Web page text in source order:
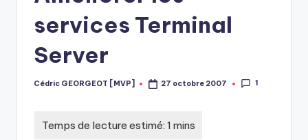
services Terminal
Server
Posted
Cédric GEORGEOT [MVP] 27 octobre 2007 1